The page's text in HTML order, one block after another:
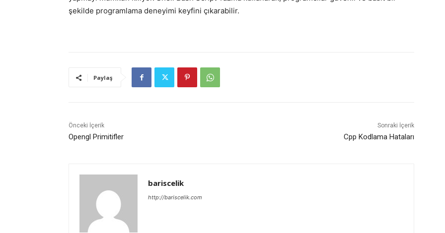
şekilde programlama deneyimi keyfini çıkarabilir.
Paylaş
Önceki İçerik
Opengl Primitifler
Sonraki İçerik
Cpp Kodlama Hataları
bariscelik
http://bariscelik.com